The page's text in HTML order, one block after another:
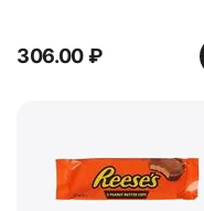
306.00₽